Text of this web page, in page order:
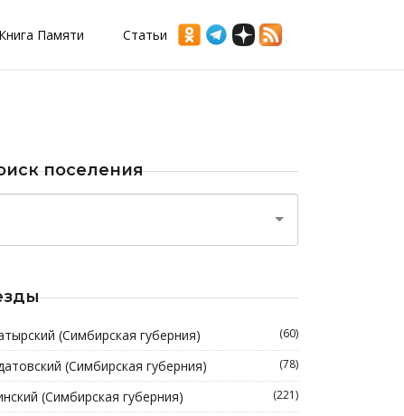
Книга Памяти Статьи
поселения
(Симбирская губерния) (60)
(Симбирская губерния) (78)
(Симбирская губерния) (221)